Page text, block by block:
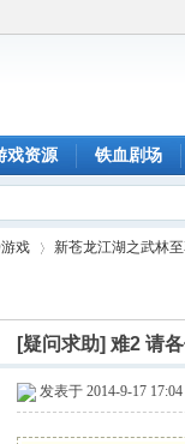
戏资源 铁血剧场
戏
›
新苍龙江湖之武林
[疑问求助] 难2 请
发表于 2014-9-17 17:04